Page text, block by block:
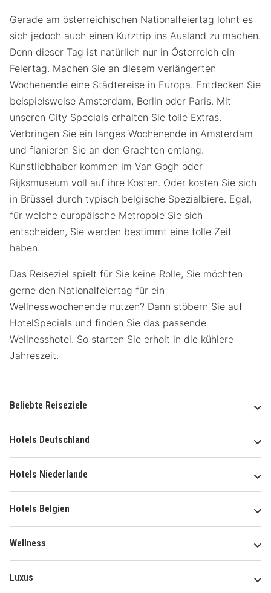
Gerade am österreichischen Nationalfeiertag lohnt es
sich jedoch auch einen Kurztrip ins Ausland zu machen.
Denn dieser Tag ist natürlich nur in Österreich ein
Feiertag. Machen Sie an diesem verlängerten
Wochenende eine Städtereise in Europa. Entdecken Sie
beispielsweise Amsterdam, Berlin oder Paris. Mit
unseren City Specials erhalten Sie tolle Extras.
Verbringen Sie ein langes Wochenende in Amsterdam
und flanieren Sie an den Grachten entlang.
Kunstliebhaber kommen im Van Gogh oder
Rijksmuseum voll auf ihre Kosten. Oder kosten Sie sich
in Brüssel durch typisch belgische Spezialbiere. Egal,
für welche europäische Metropole Sie sich
entscheiden, Sie werden bestimmt eine tolle Zeit
haben.
Das Reiseziel spielt für Sie keine Rolle, Sie möchten
gerne den Nationalfeiertag für ein
Wellnesswochenende nutzen? Dann stöbern Sie auf
HotelSpecials und finden Sie das passende
Wellnesshotel. So starten Sie erholt in die kühlere
Jahreszeit.
Beliebte Reiseziele
Hotels Deutschland
Hotels Niederlande
Hotels Belgien
Wellness
Luxus